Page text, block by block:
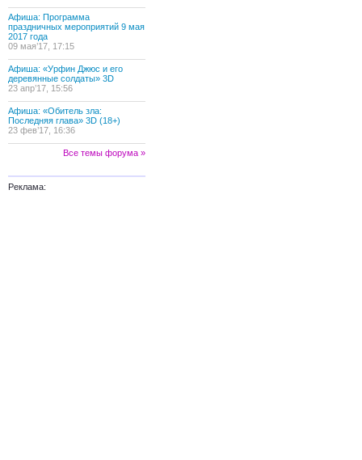
Афиша: Программа
праздничных мероприятий 9 мая
2017 года
09 мая’17, 17:15
Афиша: «Урфин Джюс и его
деревянные солдаты» 3D
23 апр’17, 15:56
Афиша: «Обитель зла:
Последняя глава» 3D (18+)
23 фев’17, 16:36
Все темы форума »
Реклама: